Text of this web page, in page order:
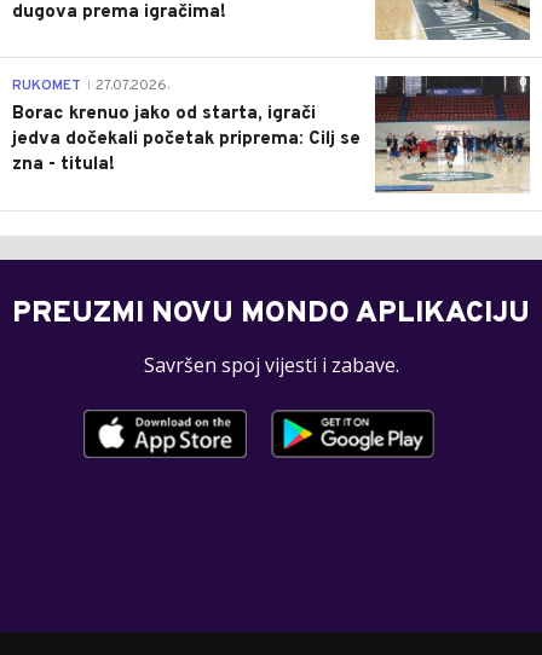
dugova prema igračima!
0
RUKOMET 27.07.2026.
Borac krenuo jako od starta, igrači
jedva dočekali početak priprema: Cilj se
zna - titula!
PREUZMI NOVU MONDO APLIKACIJU
Savršen spoj vijesti i zabave.